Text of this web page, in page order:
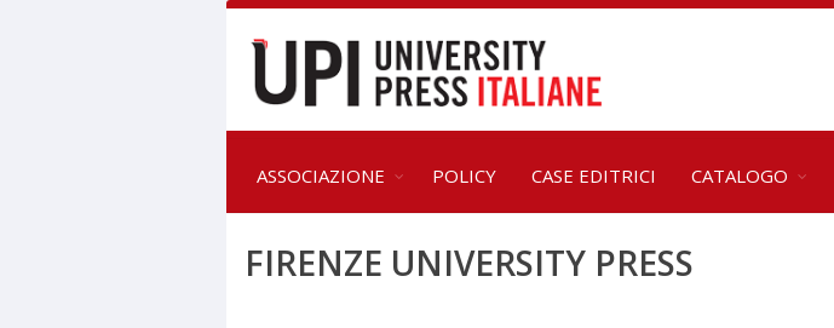
ASSOCIAZIONE POLICY CASE EDITRICI CATALOGO
FIRENZE UNIVERSITY PRESS